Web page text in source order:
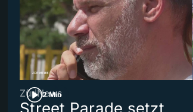
2 Min
ZüriNews
Street Parade setzt